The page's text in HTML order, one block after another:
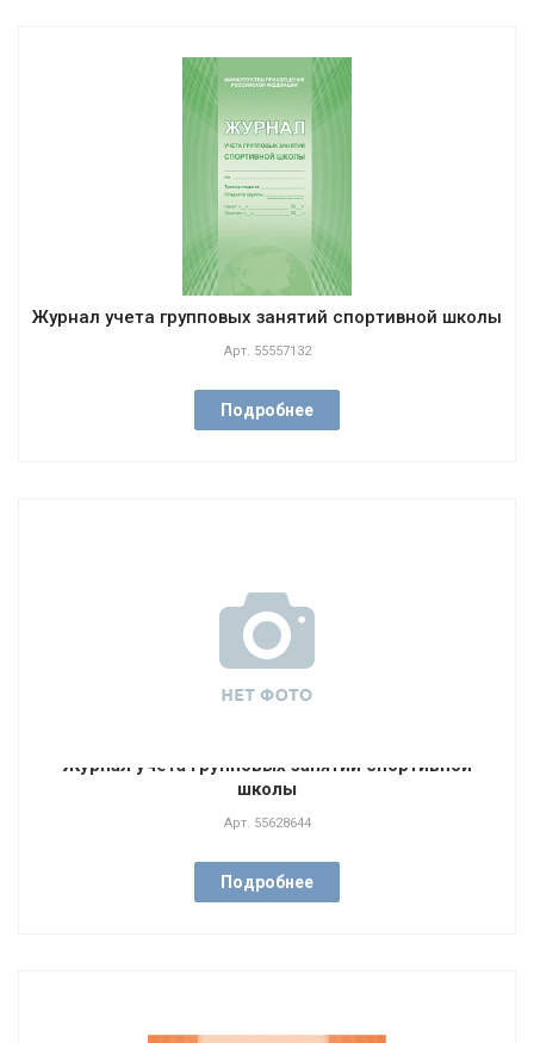
Журнал учета групповых занятий спортивной школы
Арт. 55557132
Подробнее
Журнал учета групповых занятий спортивной
школы
Арт. 55628644
Подробнее